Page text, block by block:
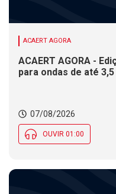
ACAERT AGORA
ACAERT AGORA -
para ondas de até
07/08/2026
OUVIR 01:00